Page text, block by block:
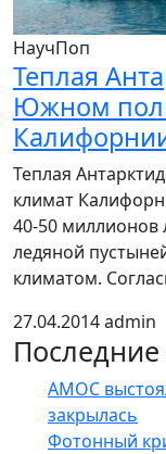
НаучПоп
Теплая
Южном
Теплая
климат
40-50 миллионов
ледяной
климатом.
27.04.2014admin
Последние
AMOC
закрылась
Фотонный